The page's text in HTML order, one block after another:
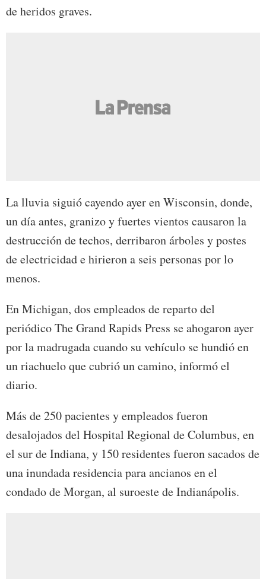
de heridos graves.
La lluvia siguió cayendo ayer en Wisconsin, donde,
un día antes, granizo y fuertes vientos causaron la
destrucción de techos, derribaron árboles y postes
de electricidad e hirieron a seis personas por lo
menos.
En Michigan, dos empleados de reparto del
periódico The Grand Rapids Press se ahogaron ayer
por la madrugada cuando su vehículo se hundió en
un riachuelo que cubrió un camino, informó el
diario.
Más de 250 pacientes y empleados fueron
desalojados del Hospital Regional de Columbus, en
el sur de Indiana, y 150 residentes fueron sacados de
una inundada residencia para ancianos en el
condado de Morgan, al suroeste de Indianápolis.